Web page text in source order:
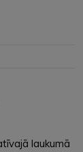
laukumā